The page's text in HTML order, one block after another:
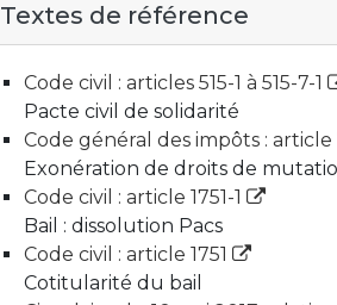
Textes de référence
Code civil : articles 515-1 à 515-7-1
Pacte civil de solidarité
Code général des impôts : article
Exonération de droits de
Code civil : article 1751-1
Bail : dissolution Pacs
Code civil : article 1751
Cotitularité du bail